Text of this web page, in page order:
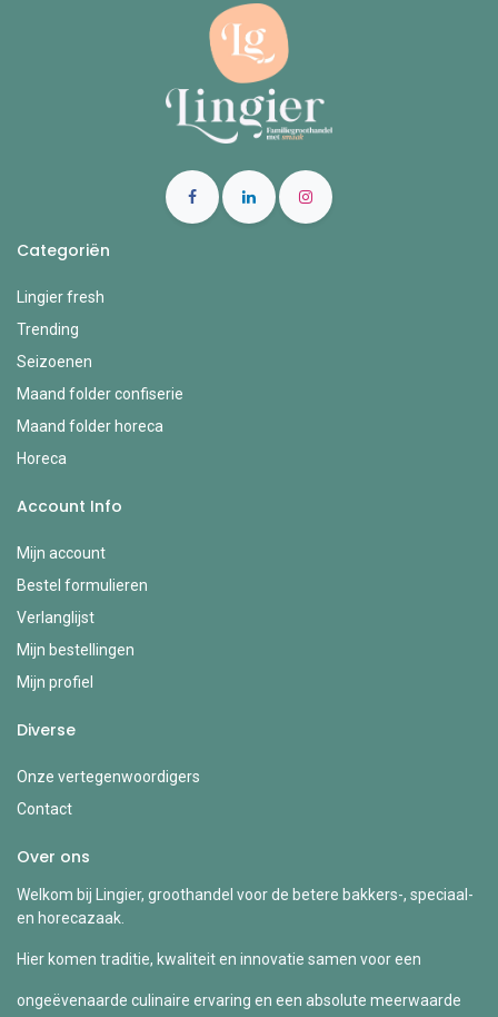
Categoriën
Lingier fresh
Trending
Seizoenen
Maand folder confiserie
Maand folder horeca
Horeca
Account Info
Mijn account
Bestel formulieren
Verlanglijst
Mijn bestellingen
Mijn profiel
Diverse
Onze vertegenwoordigers
Contact
Over ons
Welkom bij Lingier, groothandel voor de betere bakkers-, speciaal-
en horecazaak.
Hier komen traditie, kwaliteit en innovatie samen voor een
ongeëvenaarde culinaire ervaring en een absolute meerwaarde